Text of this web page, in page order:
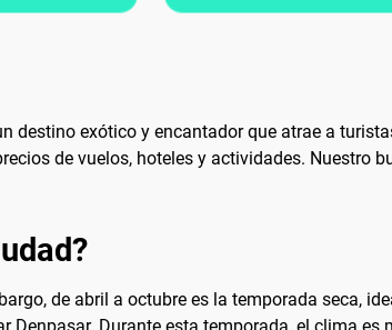
destino exótico y encantador que atrae a
de vuelos, hoteles y actividades. Nuestro
de abril a octubre es la temporada seca,